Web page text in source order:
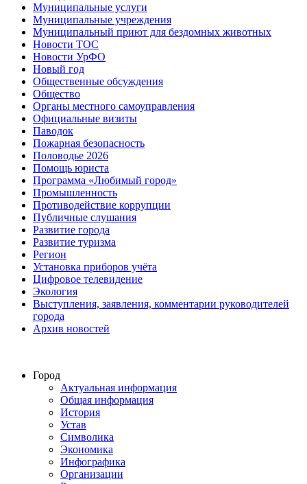
Муниципальные услуги
Муниципальные учреждения
Муниципальный приют для бездомных животных
Новости ТОС
Новости УрФО
Новый год
Общественные обсуждения
Общество
Органы местного самоуправления
Официальные визиты
Паводок
Пожарная безопасность
Половодье 2026
Помощь юриста
Программа «Любимый город»
Промышленность
Противодействие коррупции
Публичные слушания
Развитие города
Развитие туризма
Регион
Установка приборов учёта
Цифровое телевидение
Экология
Выступления, заявления, комментарии руководителей
города
Архив новостей
Город
Актуальная информация
Общая информация
История
Устав
Символика
Экономика
Инфографика
Организации